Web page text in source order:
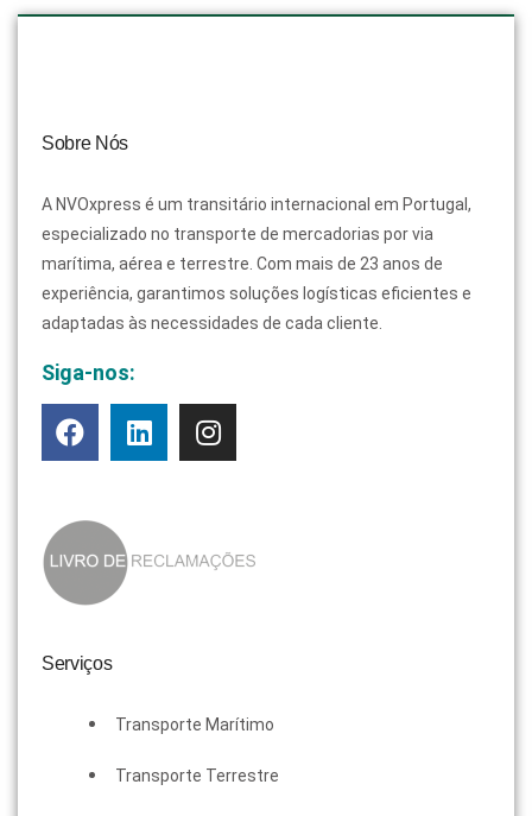
Sobre Nós
A NVOxpress é um transitário internacional em Portugal,
especializado no transporte de mercadorias por via
marítima, aérea e terrestre. Com mais de 23 anos de
experiência, garantimos soluções logísticas eficientes e
adaptadas às necessidades de cada cliente.
Siga-nos:
Serviços
Transporte Marítimo
Transporte Terrestre